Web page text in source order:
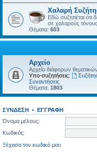
Χαλαρή
Εδώ συζητιέται ότι
σε χαλαρούς τόνους.
Θέματα: 603
Αρχείο
Αρχείο διάφορων
Υπο-συζητήσεις:
Συναντήσεις
Θέματα: 1803
ΣΎΝΔΕΣΗ • ΕΓΓΡΑΦΉ
Όνομα μέλους:
Κωδικός:
Ξέχασα τον κωδικό μου